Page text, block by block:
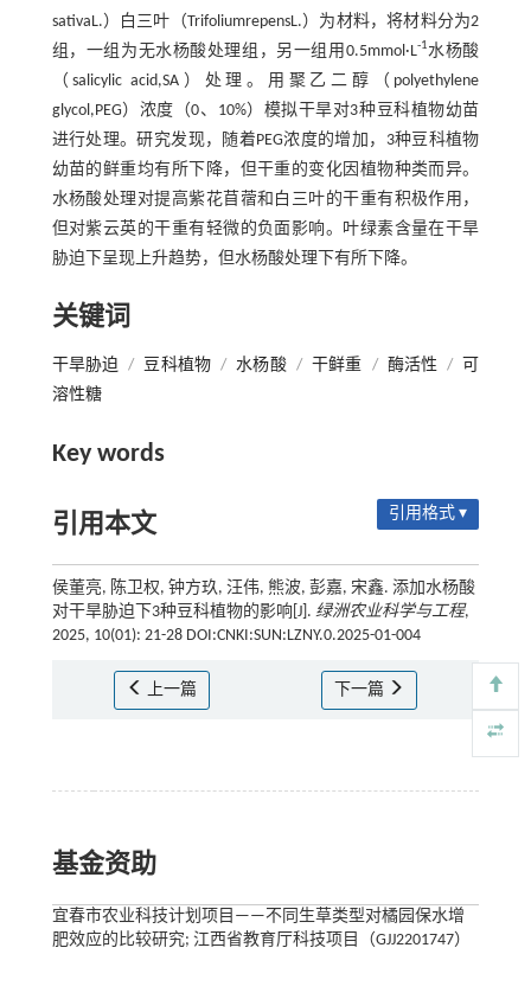
sativaL.）白三叶（TrifoliumrepensL.）为材料，将材料分为2
组，一组为无水杨酸处理组，另一组用0.5mmol·L-1水杨酸
（salicylic acid,SA）处理。用聚乙二醇（polyethylene
glycol,PEG）浓度（0、10%）模拟干旱对3种豆科植物幼苗
进行处理。研究发现，随着PEG浓度的增加，3种豆科植物
幼苗的鲜重均有所下降，但干重的变化因植物种类而异。
水杨酸处理对提高紫花苜蓿和白三叶的干重有积极作用，
但对紫云英的干重有轻微的负面影响。叶绿素含量在干旱
胁迫下呈现上升趋势，但水杨酸处理下有所下降。
关键词
干旱胁迫 / 豆科植物 / 水杨酸 / 干鲜重 / 酶活性 /
可
溶性糖
Key words
引用本文 引用格式 ▾
侯董亮, 陈卫权, 钟方玖, 汪伟, 熊波, 彭嘉, 宋鑫. 添加水杨酸
对干旱胁迫下3种豆科植物的影响[J]. 绿洲农业科学与工程,
2025, 10(01): 21-28 DOI:CNKI:SUN:LZNY.0.2025-01-004
上一篇 下一篇
基金资助
宜春市农业科技计划项目——不同生草类型对橘园保水增
肥效应的比较研究; 江西省教育厅科技项目（GJJ2201747）